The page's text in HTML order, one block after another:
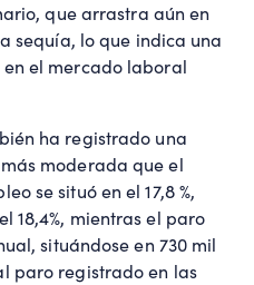
que arrastra aún en
sequía, lo que indica una
el mercado laboral
ha registrado una
moderada que el
se situó en el 17,8 %,
18,4%, mientras el paro
situándose en 730 mil
paro registrado en las